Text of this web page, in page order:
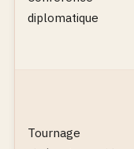
diplomatique
Tournage